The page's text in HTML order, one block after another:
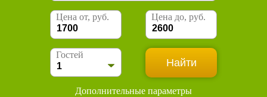
Цена от, руб. Цена до, руб.
Гостей
Дополнительные параметры